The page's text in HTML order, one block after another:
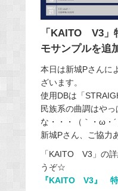
「KAITO V3」
モサンプルを追
本日は新城Pさんに
ざいます。
使用DBは「
民族系の曲調はや
な・・・（｀・ω・´
新城Pさん、ご協力
「KAITO V3」の
うぞ☆
『KAITO V3』 特